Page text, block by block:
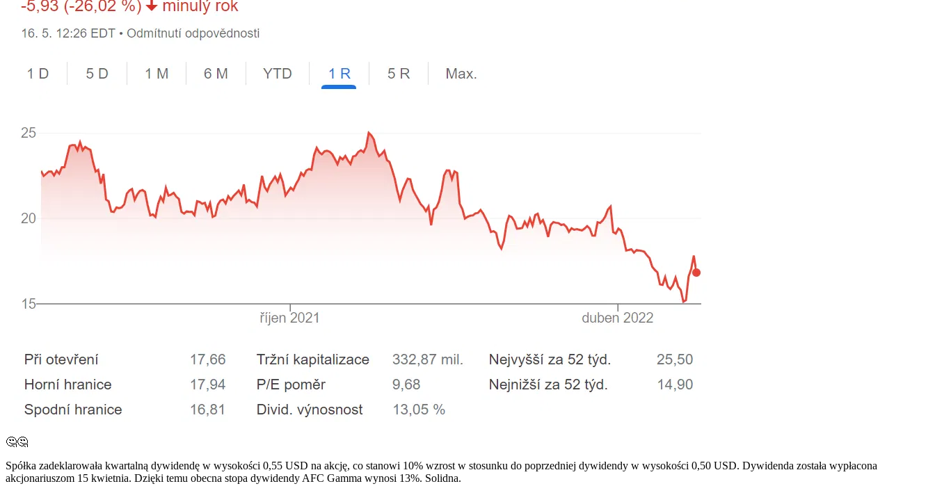
🤔🤔
Spółka zadeklarowała kwartalną dywidendę w wysokości 0,55 USD na akcję, co stanowi 10% wzrost w stosunku do poprzedniej dywidendy w wysokości 0,50 USD. Dywidenda została wypłacona
akcjonariuszom 15 kwietnia. Dzięki temu obecna stopa dywidendy AFC Gamma wynosi 13%. Solidna.